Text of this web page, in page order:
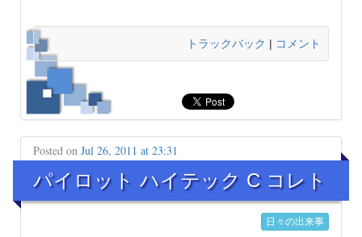
トラックバック | コメント
Posted on Jul 26, 2011 at 23:31
パイロット ハイテック C コレト
日々の出来事